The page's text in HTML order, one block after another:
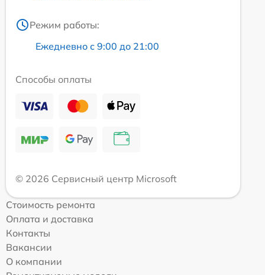
Режим работы:
Ежедневно с 9:00 до 21:00
Способы оплаты
© 2026 Сервисный центр Microsoft
Стоимость ремонта
Оплата и доставка
Контакты
Вакансии
О компании